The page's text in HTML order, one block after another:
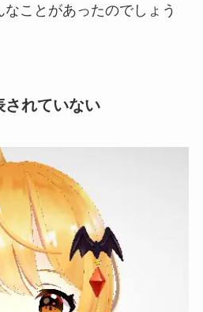
ことがあったのでしょう
されていない